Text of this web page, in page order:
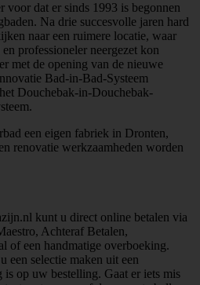
voor dat er sinds 1993 is begonnen
Na drie succesvolle jaren hard
naar een ruimere locatie, waar
professioneler neergezet kon
met de opening van de nieuwe
Bad-in-Bad-Systeem
Douchebak-in-Douchebak-
een eigen fabriek in Dronten,
renovatie werkzaamheden worden
kunt u direct online betalen via
Achteraf Betalen,
of een handmatige overboeking.
een selectie maken uit een
is op uw bestelling. Gaat er iets mis